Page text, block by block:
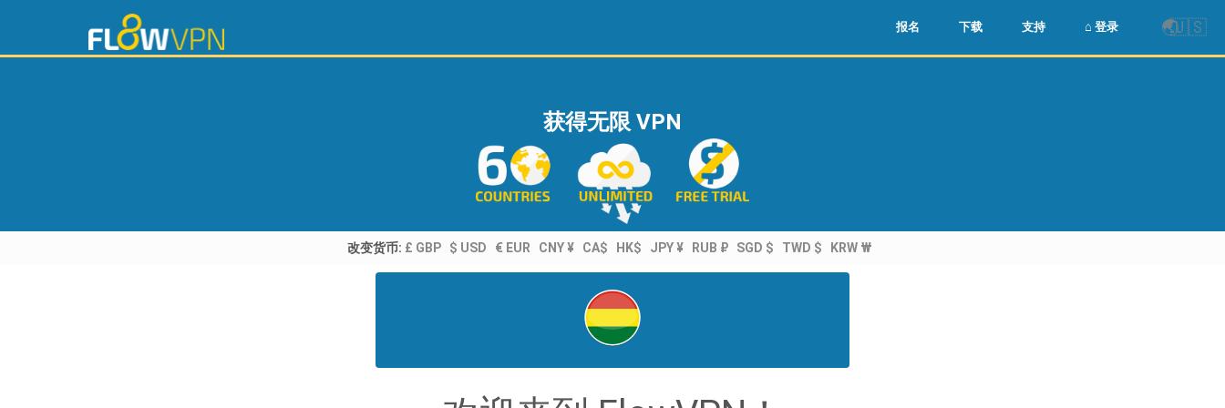
🌏🇺🇸
报名 下载 支持 ⌂ 登录
获得无限 VPN
改变货币: £ GBP $ USD € EUR CNY ¥ CA$ HK$ JPY ¥ RUB ₽ SGD $ TWD $ KRW ₩